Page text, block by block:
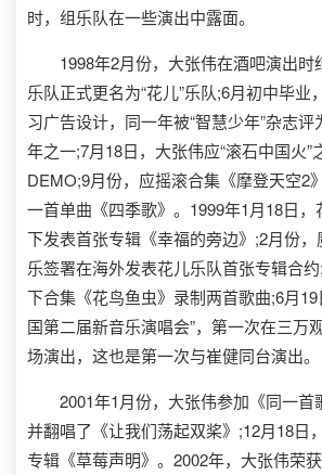
时，组乐队在一些演出中露面。
1998年2月份，大张伟在酒吧演出时
乐队正式更名为“花儿”乐队;6月初中毕业
习广告设计，同一年被“智慧少年”杂志
年之一;7月18日，大张伟应“滚石中国火”
DEMO;9月份，应摇滚合集《摩登天空2
一首单曲《四季歌》。1999年1月18日，
下发表首张专辑《幸福的旁边》;2月份
乐签署在海外发表花儿乐队首张专辑合
下合集《花鸟鱼虫》录制两首歌曲;6月19
国第二届新音乐演唱会”，第一次在三万
场演出，这也是第一次与崔健同台演出。
2001年1月份，大张伟参加《同一首
并翻唱了《让我们荡起双桨》;12月18日
专辑《草莓声明》。2002年，大张伟荣